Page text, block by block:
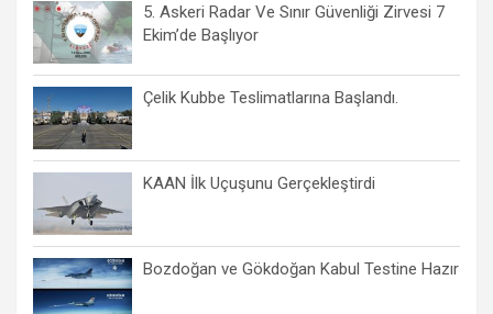
5. Askeri Radar Ve Sınır Güvenliği Zirvesi 7
Ekim’de Başlıyor
Çelik Kubbe Teslimatlarına Başlandı.
KAAN İlk Uçuşunu Gerçekleştirdi
Bozdoğan ve Gökdoğan Kabul Testine Hazır